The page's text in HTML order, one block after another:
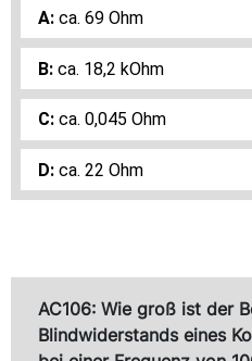
ca. 69 Ohm
ca. 18,2 kOhm
ca. 0,045 Ohm
ca. 22 Ohm
AC106: Wie groß ist der
Blindwiderstands eines